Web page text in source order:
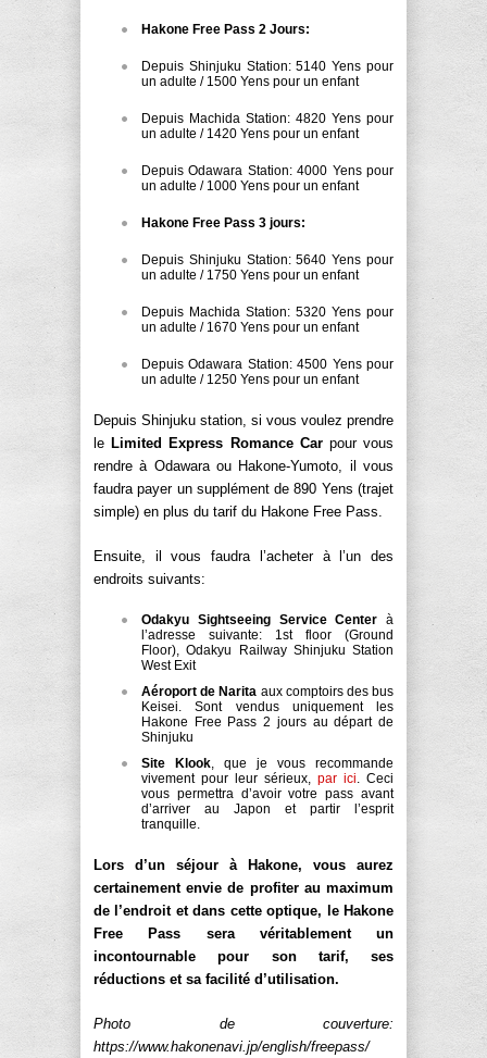
Hakone Free Pass 2 Jours:
Depuis Shinjuku Station: 5140 Yens pour
un adulte / 1500 Yens pour un enfant
Depuis Machida Station: 4820 Yens pour
un adulte / 1420 Yens pour un enfant
Depuis Odawara Station: 4000 Yens pour
un adulte / 1000 Yens pour un enfant
Hakone Free Pass 3 jours:
Depuis Shinjuku Station: 5640 Yens pour
un adulte / 1750 Yens pour un enfant
Depuis Machida Station: 5320 Yens pour
un adulte / 1670 Yens pour un enfant
Depuis Odawara Station: 4500 Yens pour
un adulte / 1250 Yens pour un enfant
Depuis Shinjuku station, si vous voulez prendre
le Limited Express Romance Carpour vous
rendre à Odawara ou Hakone-Yumoto, il vous
faudra payer un supplément de 890 Yens (trajet
simple) en plus du tarif du Hakone Free Pass.
Ensuite, il vous faudra l’acheter à l’un des
endroits suivants:
Odakyu Sightseeing Service Center à
l’adresse suivante: 1st floor (Ground
Floor), Odakyu Railway Shinjuku Station
West Exit
Aéroport de Narita aux comptoirs des bus
Keisei. Sont vendus uniquement les
Hakone Free Pass 2 jours au départ de
Shinjuku
Site Klook, que je vous recommande
vivement pour leur sérieux, par ici. Ceci
vous permettra d’avoir votre pass avant
d’arriver au Japon et partir l’esprit
tranquille.
Lors d’un séjour à Hakone, vous aurez
certainement envie de profiter au maximum
de l’endroit et dans cette optique, le Hakone
Free Pass sera véritablement un
incontournable pour son tarif, ses
réductions et sa facilité d’utilisation.
Photo de couverture:
https://www.hakonenavi.jp/english/freepass/